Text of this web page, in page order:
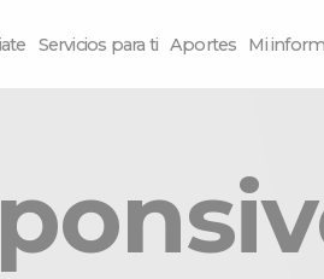
Servicios para ti Aportes Mi